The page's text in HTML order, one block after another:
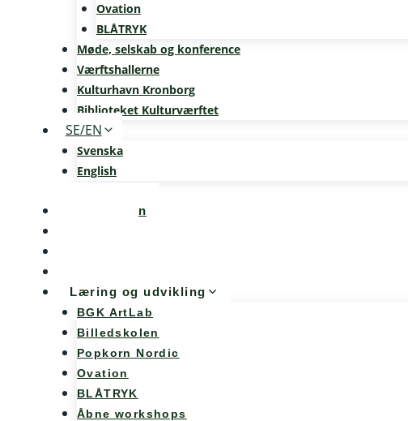
Ovation
BLÅTRYK
Møde, selskab og konference
Værftshallerne
Kulturhavn Kronborg
Biblioteket Kulturværftet
SE/EN
Svenska
English
Kalenderen
Læring og udvikling
BGK ArtLab
Billedskolen
Popkorn Nordic
Ovation
BLÅTRYK
Åbne workshops